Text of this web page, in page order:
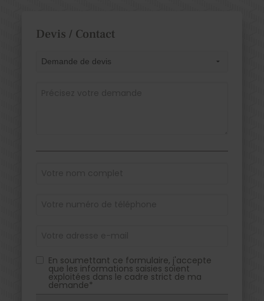
Devis / Contact
En soumettant ce formulaire, j'accepte
que les informations saisies soient
exploitées dans le cadre strict de ma
demande*